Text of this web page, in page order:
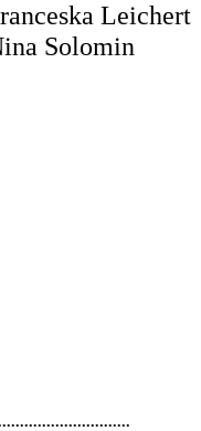
Leichert
Solomin